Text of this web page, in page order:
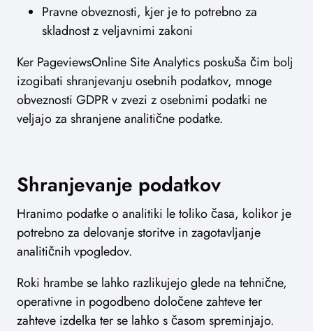
Pravne obveznosti, kjer je to potrebno za
skladnost z veljavnimi zakoni
Ker PageviewsOnline Site Analytics poskuša čim bolj
izogibati shranjevanju osebnih podatkov, mnoge
obveznosti GDPR v zvezi z osebnimi podatki ne
veljajo za shranjene analitične podatke.
Shranjevanje podatkov
Hranimo podatke o analitiki le toliko časa, kolikor je
potrebno za delovanje storitve in zagotavljanje
analitičnih vpogledov.
Roki hrambe se lahko razlikujejo glede na tehnične,
operativne in pogodbeno določene zahteve ter
zahteve izdelka ter se lahko s časom spreminjajo.